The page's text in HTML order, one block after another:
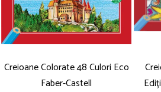
Culori în ulei
Pensule
Plastilină
Tempera și Guașe
Tăiere și lipire
Creioane Colorate 48 Culori Eco
Faber-Castell